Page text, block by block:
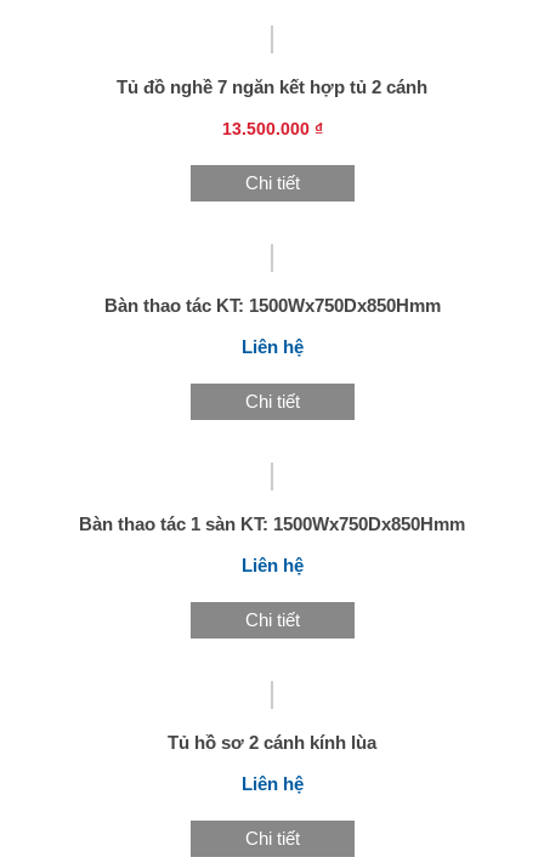
Tủ đồ nghề 7 ngăn kết hợp tủ 2 cánh
13.500.000 ₫
Chi tiết
Bàn thao tác KT: 1500Wx750Dx850Hmm
Liên hệ
Chi tiết
Bàn thao tác 1 sàn KT: 1500Wx750Dx850Hmm
Liên hệ
Chi tiết
Tủ hồ sơ 2 cánh kính lùa
Liên hệ
Chi tiết